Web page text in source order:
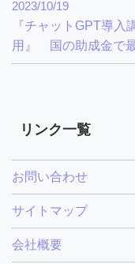
2023/10/19
『チャットGPT導
用』 国の助成金で
リンク一覧
お問い合わせ
サイトマップ
会社概要